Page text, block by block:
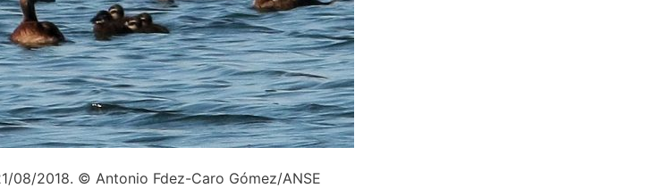
08/2018. © Antonio Fdez-Caro Gómez/ANSE